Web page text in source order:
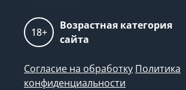
18+
Возрастная категория
сайта
Согласие на обработку Политика
конфиденциальности